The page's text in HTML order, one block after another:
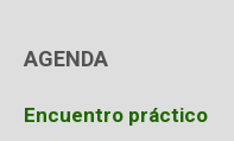
AGENDA
Encuentro práctico